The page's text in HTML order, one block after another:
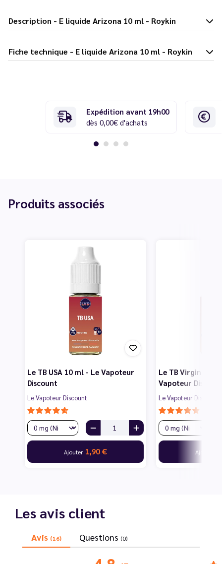
Description - E liquide Arizona 10 ml - Roykin
Fiche technique - E liquide Arizona 10 ml - Roykin
Expédition avant 19h00
dès 0,00€ d'achats
Produits associés
Le TB USA 10 ml - Le Vapoteur
Discount
Le Vapoteur Discount
Ajouter 1,90 €
Le TB Virginia 10
Vapoteur
Le Vapoteur Discount
Ajouter
Les avis client
Avis (16) Questions (0)